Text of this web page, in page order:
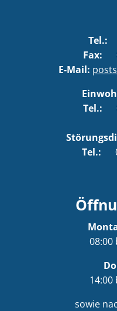
Tel.:
Fax:
E-Mail:
Tel.:
Tel.:
08:00
14:00
sowie